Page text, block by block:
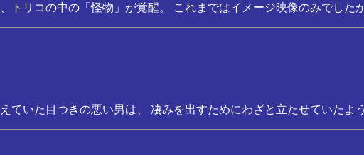
トリコの中の「怪物」が覚醒。 これまではイメージ映像のみでした
ていた目つきの悪い男は、 凄みを出すためにわざと立たせていたよう